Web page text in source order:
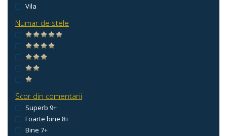
Vila
Numar de stele
Scor din comentarii
Superb 9+
Foarte bine 8+
Bine 7+